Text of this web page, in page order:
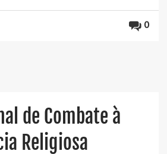
0
de Combate à
Religiosa